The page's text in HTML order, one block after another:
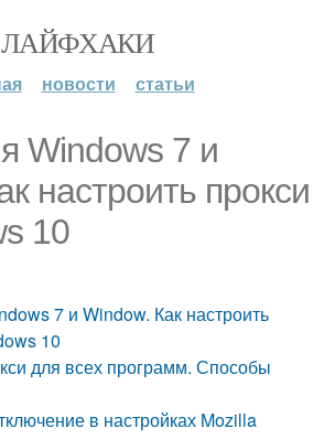
ЛАЙФХАКИ
новости статьи
Windows 7 и
настроить прокси
10
7 и Window. Как настроить
10
для всех программ. Способы
в настройках Mozilla